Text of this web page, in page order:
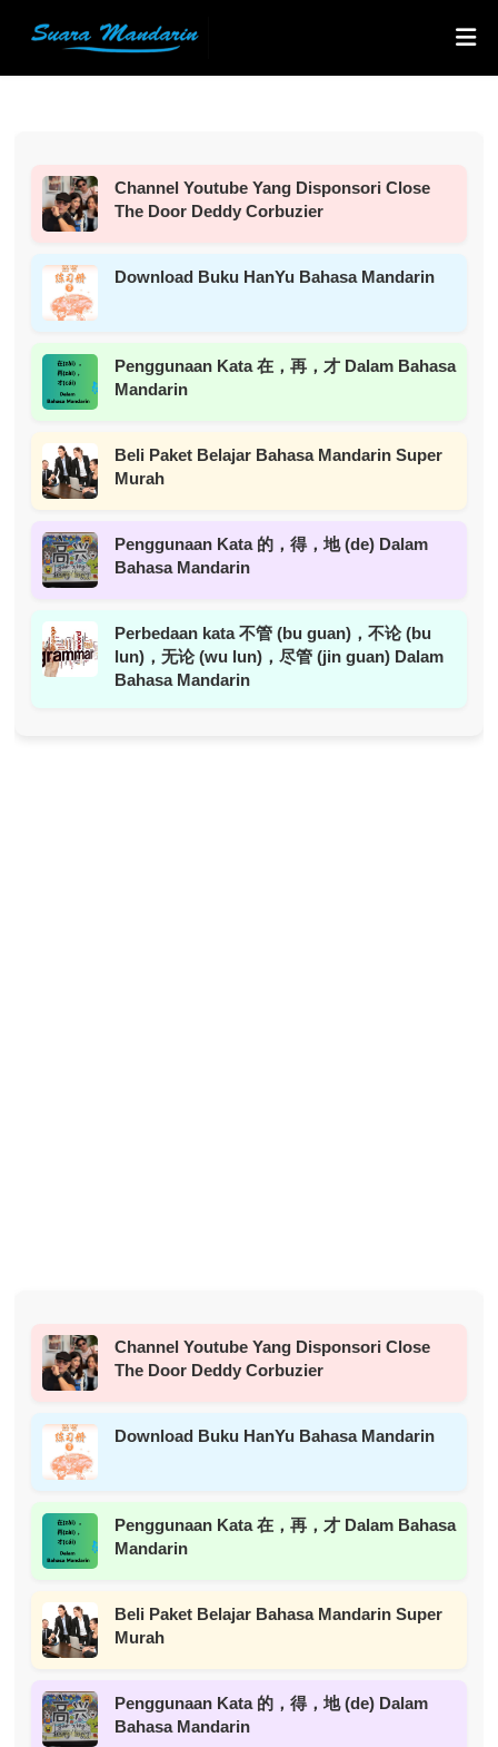
Channel Youtube Yang Disponsori Close
The Door Deddy Corbuzier
Download Buku HanYu Bahasa Mandarin
Penggunaan Kata 在，再，才 Dalam Bahasa
Mandarin
Beli Paket Belajar Bahasa Mandarin Super
Murah
Penggunaan Kata 的，得，地 (de) Dalam
Bahasa Mandarin
Perbedaan kata 不管 (bu guan)，不论 (bu
lun)，无论 (wu lun)，尽管 (jin guan) Dalam
Bahasa Mandarin
Channel Youtube Yang Disponsori Close
The Door Deddy Corbuzier
Download Buku HanYu Bahasa Mandarin
Penggunaan Kata 在，再，才 Dalam Bahasa
Mandarin
Beli Paket Belajar Bahasa Mandarin Super
Murah
Penggunaan Kata 的，得，地 (de) Dalam
Bahasa Mandarin